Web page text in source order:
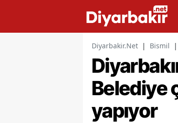
Diyarbakir.Net | Bismil |
Belediye
yapıyor